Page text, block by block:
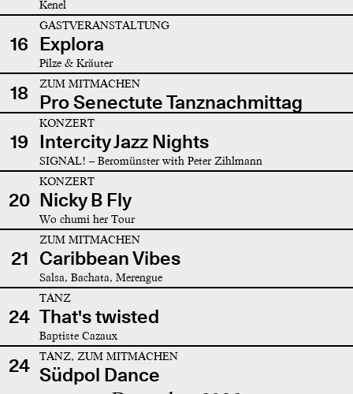
Kenel
16
GASTVERANSTALTUNG
Explora
Pilze & Kräuter
18 ZUM MITMACHEN
Pro Senectute Tanznachmittag
19
KONZERT
Intercity Jazz Nights
SIGNAL! – Beromünster with Peter Zihlmann
20
KONZERT
Nicky B Fly
Wo chumi her Tour
21
ZUM MITMACHEN
Caribbean Vibes
Salsa, Bachata, Merengue
24
TANZ
That's twisted
Baptiste Cazaux
24 TANZ, ZUM MITMACHEN
Südpol Dance